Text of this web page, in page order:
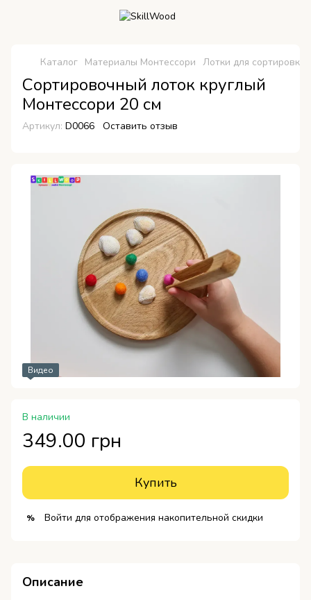
Каталог Материалы Монтессори Лотки для сортировки
Сортировочный лоток круглый
Монтессори 20 см
Артикул: D0066 Оставить отзыв
Видео
В наличии
349.00 грн
Купить
% Войти для отображения накопительной скидки
Описание